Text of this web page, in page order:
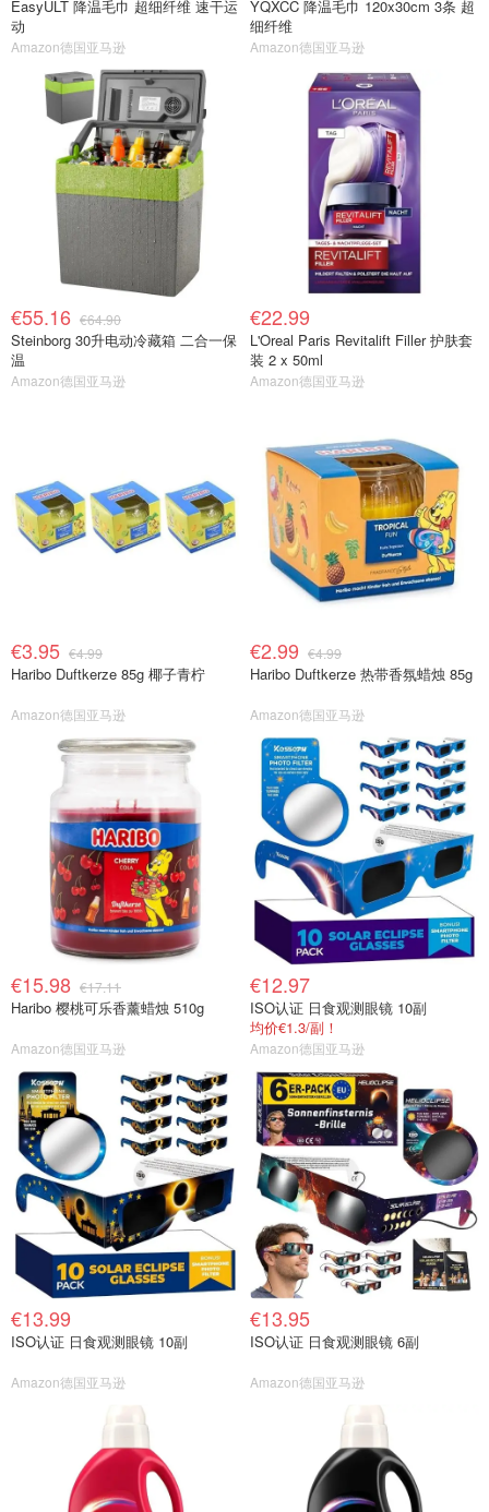
EasyULT 降温毛巾 超细纤维 速干运
动
Amazon德国亚马逊
YQXCC 降温毛巾 120x30cm 3条 超
细纤维
Amazon德国亚马逊
€55.16 €64.90
Steinborg 30升电动冷藏箱 二合一保
温
Amazon德国亚马逊
€22.99
L'Oreal Paris Revitalift Filler 护肤套
装 2 x 50ml
Amazon德国亚马逊
€3.95 €4.99
Haribo Duftkerze 85g 椰子青柠
Amazon德国亚马逊
€2.99 €4.99
Haribo Duftkerze 热带香氛蜡烛 85g
Amazon德国亚马逊
€15.98 €17.11
Haribo 樱桃可乐香薰蜡烛 510g
Amazon德国亚马逊
€12.97
ISO认证 日食观测眼镜 10副
均价€1.3/副！
Amazon德国亚马逊
€13.99
ISO认证 日食观测眼镜 10副
Amazon德国亚马逊
€13.95
ISO认证 日食观测眼镜 6副
Amazon德国亚马逊